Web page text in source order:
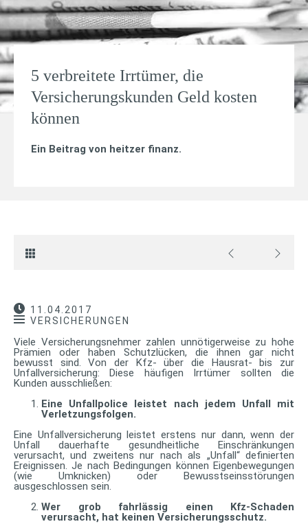
5 verbreitete Irrtümer, die
Versicherungskunden Geld kosten
können
Ein Beitrag von heitzer finanz.
11.04.2017
VERSICHERUNGEN
Viele Versicherungsnehmer zahlen unnötigerweise zu hohe
Prämien oder haben Schutzlücken, die ihnen gar nicht
bewusst sind. Von der Kfz- über die Hausrat- bis zur
Unfallversicherung: Diese häufigen Irrtümer sollten die
Kunden ausschließen:
Eine Unfallpolice leistet nach jedem Unfall mit
Verletzungsfolgen.
Eine Unfallversicherung leistet erstens nur dann, wenn der
Unfall dauerhafte gesundheitliche Einschränkungen
verursacht, und zweitens nur nach als „Unfall“ definierten
Ereignissen. Je nach Bedingungen können Eigenbewegungen
(wie Umknicken) oder Bewusstseinsstörungen
ausgeschlossen sein.
Wer grob fahrlässig einen Kfz-Schaden
verursacht, hat keinen Versicherungsschutz.